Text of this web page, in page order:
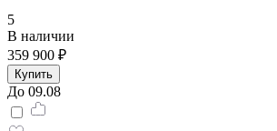
5
В наличии
359 900 ₽
Купить
До 09.08